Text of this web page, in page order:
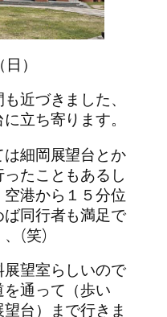
）
近づきました、
立ち寄ります。
細岡展望台とか
たこともあるし
港から１５分位
同行者も満足で
、(笑)
望室らしいので
通って（歩い
台）まで行きま